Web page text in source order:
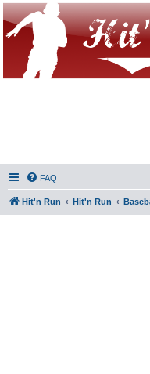
FAQ
Hit'n Run Hit'n Run